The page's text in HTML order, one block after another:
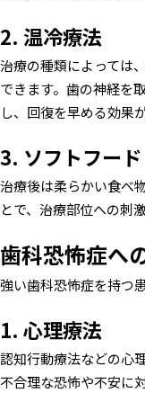
2. 温冷療法
治療の種類によっては
できます。歯の神経を
し、回復を早める効果
3. ソフトフード
治療後は柔らかい食べ
とで、治療部位への刺
歯科恐怖症へ
強い歯科恐怖症を持つ
1. 心理療法
認知行動療法などの心
不合理な恐怖や不安に